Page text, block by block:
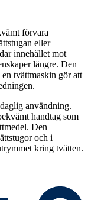
förvara
eller
innehållet mot
längre. Den
tvättmaskin gör att
användning.
handtag som
Den
och i
kring tvätten.